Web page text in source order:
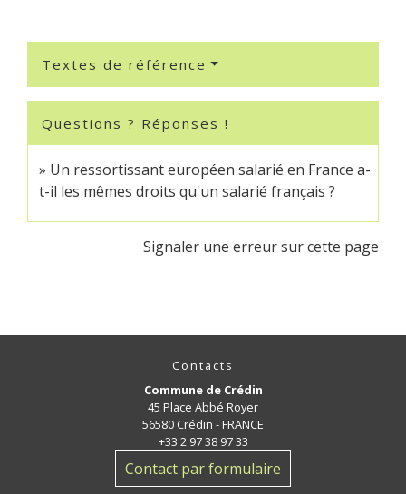
Textes de référence
Questions ? Réponses !
Un ressortissant européen salarié en France a-
t-il les mêmes droits qu'un salarié français ?
Signaler une erreur sur cette page
Contacts
Commune de Crédin
45 Place Abbé Royer
56580 Crédin - FRANCE
+33 2 97 38 97 33
Contact par formulaire